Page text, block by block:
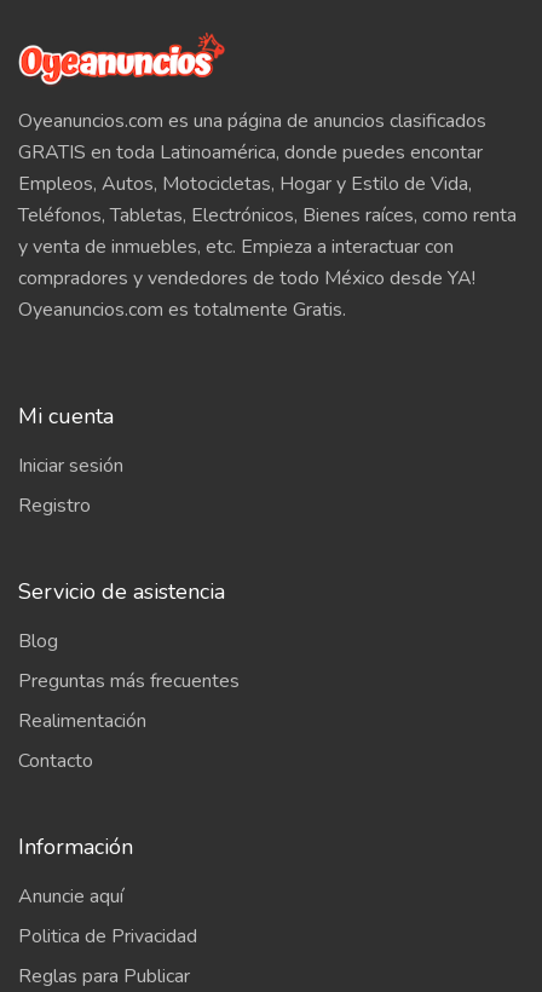
Oyeanuncios.com es una página de anuncios clasificados
GRATIS en toda Latinoamérica, donde puedes encontar
Empleos, Autos, Motocicletas, Hogar y Estilo de Vida,
Teléfonos, Tabletas, Electrónicos, Bienes raíces, como renta
y venta de inmuebles, etc. Empieza a interactuar con
compradores y vendedores de todo México desde YA!
Oyeanuncios.com es totalmente Gratis.
Mi cuenta
Iniciar sesión
Registro
Servicio de asistencia
Blog
Preguntas más frecuentes
Realimentación
Contacto
Información
Anuncie aquí
Politica de Privacidad
Reglas para Publicar